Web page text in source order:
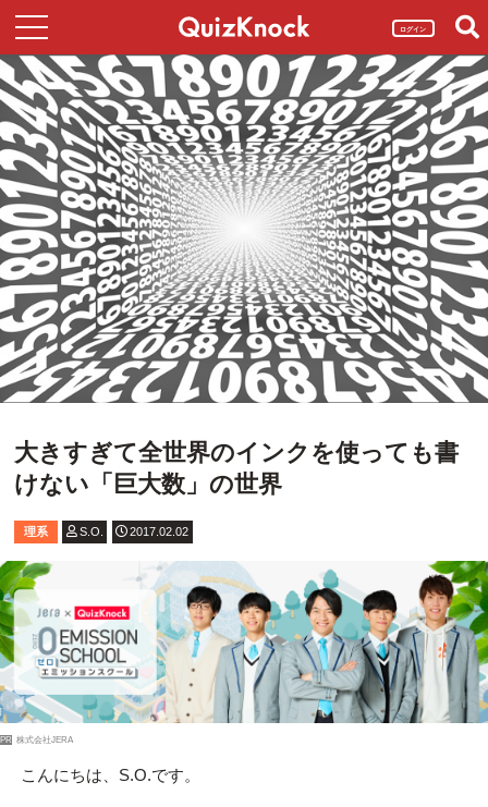
ログイン
大きすぎて全世界のインクを使っても書
けない「巨大数」の世界
理系 S.O. 2017.02.02
PR 株式会社JERA
こんにちは、S.O.です。